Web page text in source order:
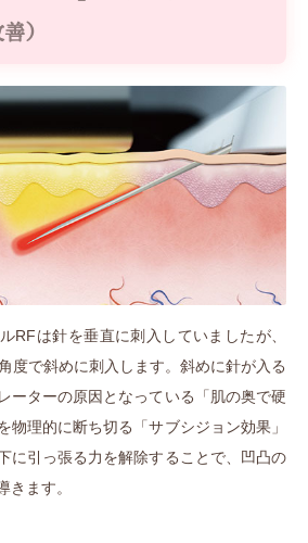
）
RFは針を垂直に刺入していましたが、
度で斜めに刺入します。斜めに針が入る
ーターの原因となっている「肌の奥で硬
物理的に断ち切る「サブシジョン効果」
に引っ張る力を解除することで、凹凸の
きます。